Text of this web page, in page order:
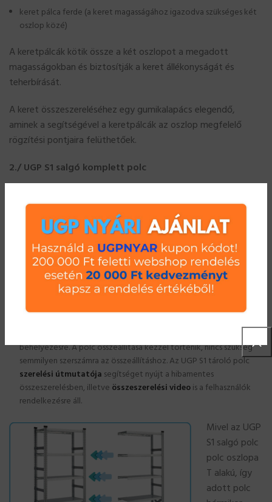
keret pálca ferde (a keret magasságához igazodva szükséges két
oszlop közé)
A keretpálcák kötik össze a két oszlopot a megadott
magasságokban és biztosítják a keret állékonyságát és
teherbírását.
A keret összeszereléséhez egy gumikalapács elegendő,
aminek a segítségével a keretpálcák az oszlop megfelelő
rögzítési pontjaira felüthetőek.
2./ UGP S1 salgó komplett polc
polcpanelt) A polctartó gerenda köti össze a két keretet és tartja
a polcpaneleket. A polctartó gerenda az oszlopon kihajtott
tartófülekre ül fel és biztosítja a polcpanel (ek) teljes hosszirányú
alátámasztását. Ezért is lehet nagyobb teherbírást elérni az UGP S1
polcokkal, mint a polc sarkain történő alátámasztással (pl. csavaros
salgó polc) A polctartó gerenda és ezáltal a polc, az oszlopon a
kihajtott tartófülek osztásával megegyezően, 33 mm-enként
behelyezésre. A polc összeállítása kézzel történik, nincs szükség
semmilyen szerszámra az összeállításhoz. Az UGP S1 tároló polc
szerelési útmutatója segítséget nyújt a hibamentes
összeszerelésben, illetve összeszerelési videois a felhasználók
rendelkezésre áll.
Mivel az UGP
S1 salgó polc
polc oszlopa
T alakú, így
adott polc